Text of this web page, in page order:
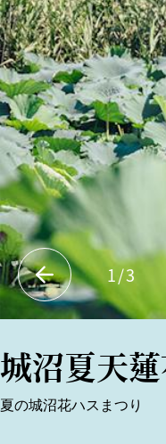
1/3
城沼夏天
夏の城沼花ハスまつり